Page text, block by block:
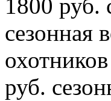
1800 руб.
сезонная
руб.